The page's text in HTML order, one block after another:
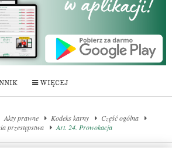
WIĘCEJ
Akty prawne Kodeks karny
Część ogólna
przestępstwa
Art. 24. Prowokacja